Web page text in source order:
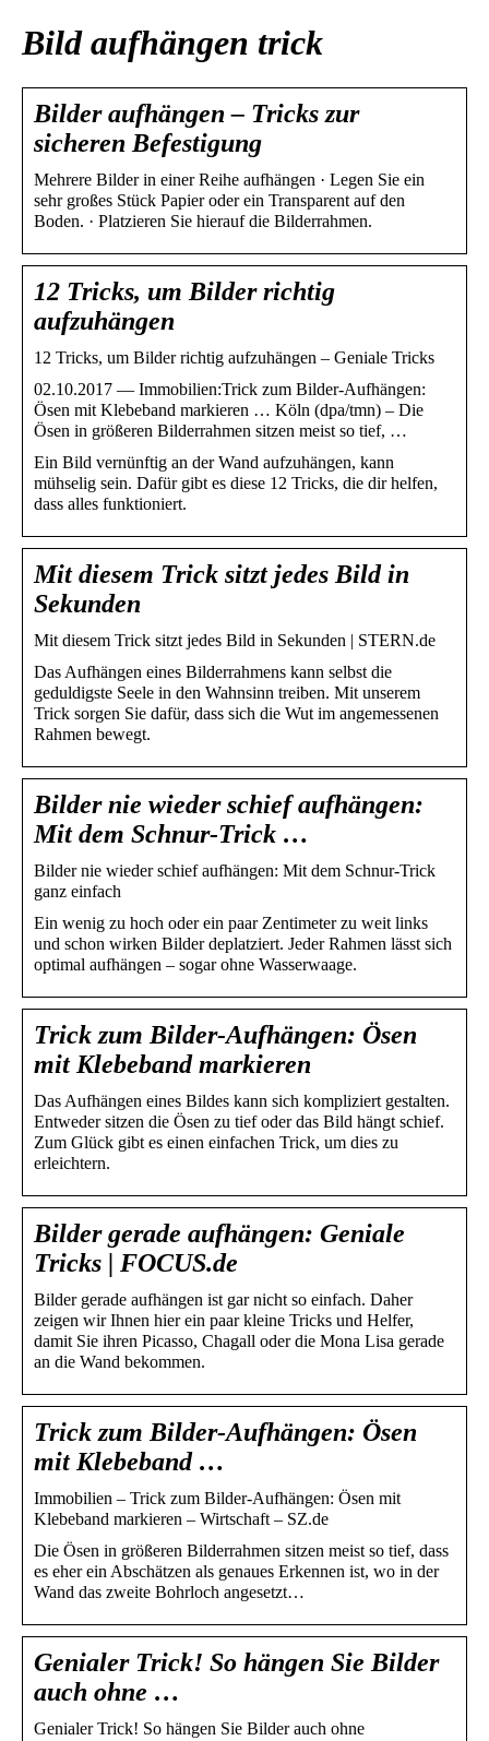
Bild aufhängen trick
Bilder aufhängen – Tricks zur
sicheren Befestigung
Mehrere Bilder in einer Reihe aufhängen · Legen Sie ein
sehr großes Stück Papier oder ein Transparent auf den
Boden. · Platzieren Sie hierauf die Bilderrahmen.
12 Tricks, um Bilder richtig
aufzuhängen
12 Tricks, um Bilder richtig aufzuhängen – Geniale Tricks
02.10.2017 — Immobilien:Trick zum Bilder-Aufhängen:
Ösen mit Klebeband markieren … Köln (dpa/tmn) – Die
Ösen in größeren Bilderrahmen sitzen meist so tief, …
Ein Bild vernünftig an der Wand aufzuhängen, kann
mühselig sein. Dafür gibt es diese 12 Tricks, die dir helfen,
dass alles funktioniert.
Mit diesem Trick sitzt jedes Bild in
Sekunden
Mit diesem Trick sitzt jedes Bild in Sekunden | STERN.de
Das Aufhängen eines Bilderrahmens kann selbst die
geduldigste Seele in den Wahnsinn treiben. Mit unserem
Trick sorgen Sie dafür, dass sich die Wut im angemessenen
Rahmen bewegt.
Bilder nie wieder schief aufhängen:
Mit dem Schnur-Trick …
Bilder nie wieder schief aufhängen: Mit dem Schnur-Trick
ganz einfach
Ein wenig zu hoch oder ein paar Zentimeter zu weit links
und schon wirken Bilder deplatziert. Jeder Rahmen lässt sich
optimal aufhängen – sogar ohne Wasserwaage.
Trick zum Bilder-Aufhängen: Ösen
mit Klebeband markieren
Das Aufhängen eines Bildes kann sich kompliziert gestalten.
Entweder sitzen die Ösen zu tief oder das Bild hängt schief.
Zum Glück gibt es einen einfachen Trick, um dies zu
erleichtern.
Bilder gerade aufhängen: Geniale
Tricks | FOCUS.de
Bilder gerade aufhängen ist gar nicht so einfach. Daher
zeigen wir Ihnen hier ein paar kleine Tricks und Helfer,
damit Sie ihren Picasso, Chagall oder die Mona Lisa gerade
an die Wand bekommen.
Trick zum Bilder-Aufhängen: Ösen
mit Klebeband …
Immobilien – Trick zum Bilder-Aufhängen: Ösen mit
Klebeband markieren – Wirtschaft – SZ.de
Die Ösen in größeren Bilderrahmen sitzen meist so tief, dass
es eher ein Abschätzen als genaues Erkennen ist, wo in der
Wand das zweite Bohrloch angesetzt…
Genialer Trick! So hängen Sie Bilder
auch ohne …
Genialer Trick! So hängen Sie Bilder auch ohne